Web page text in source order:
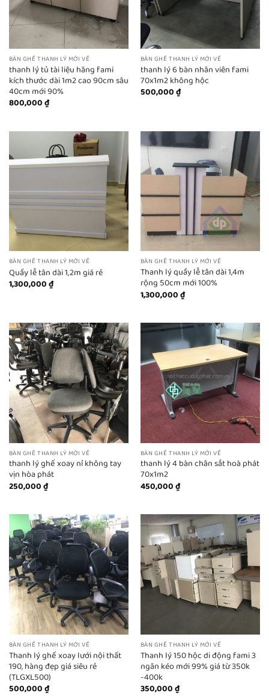
BÀN GHẾ THANH LÝ MỚI VỀ
thanh lý tủ tài liệu hãng fami
kích thước dài 1m2 cao 90cm sâu
40cm mới 90%
800,000₫
BÀN GHẾ THANH LÝ MỚI VỀ
thanh lý 6 bàn nhân viên fami
70x1m2 không hộc
500,000₫
BÀN GHẾ THANH LÝ MỚI VỀ
Quầy lễ tân dài 1,2m giá rẻ
1,300,000₫
BÀN GHẾ THANH LÝ MỚI VỀ
Thanh lý quầy lễ tân dài 1,4m
rộng 50cm mới 100%
1,300,000₫
BÀN GHẾ THANH LÝ MỚI VỀ
thanh lý ghế xoay nỉ không tay
vịn hòa phát
250,000₫
BÀN GHẾ THANH LÝ MỚI VỀ
thanh lý 4 bàn chân sắt hoà phát
70x1m2
450,000₫
BÀN GHẾ THANH LÝ MỚI VỀ
Thanh lý ghế xoay lưới nội thất
190, hàng đẹp giá siêu rẻ
(TLGXL500)
500,000₫
BÀN GHẾ THANH LÝ MỚI VỀ
Thanh lý 150 hộc di động fami 3
ngăn kéo mới 99% giá từ 350k
-400k
350,000₫